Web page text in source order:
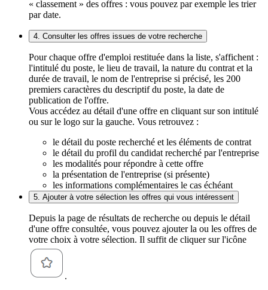
« classement » des offres : vous pouvez par exemple les trier
par date.
4. Consulter les offres issues de votre recherche
Pour chaque offre d'emploi restituée dans la liste, s'affichent :
l'intitulé du poste, le lieu de travail, la nature du contrat et la
durée de travail, le nom de l'entreprise si précisé, les 200
premiers caractères du descriptif du poste, la date de
publication de l'offre.
Vous accédez au détail d'une offre en cliquant sur son intitulé
ou sur le logo sur la gauche. Vous retrouvez :
le détail du poste recherché et les éléments de contrat
le détail du profil du candidat recherché par l'entreprise
les modalités pour répondre à cette offre
la présentation de l'entreprise (si présente)
les informations complémentaires le cas échéant
5. Ajouter à votre sélection les offres qui vous intéressent
Depuis la page de résultats de recherche ou depuis le détail
d'une offre consultée, vous pouvez ajouter la ou les offres de
votre choix à votre sélection. Il suffit de cliquer sur l'icône
.